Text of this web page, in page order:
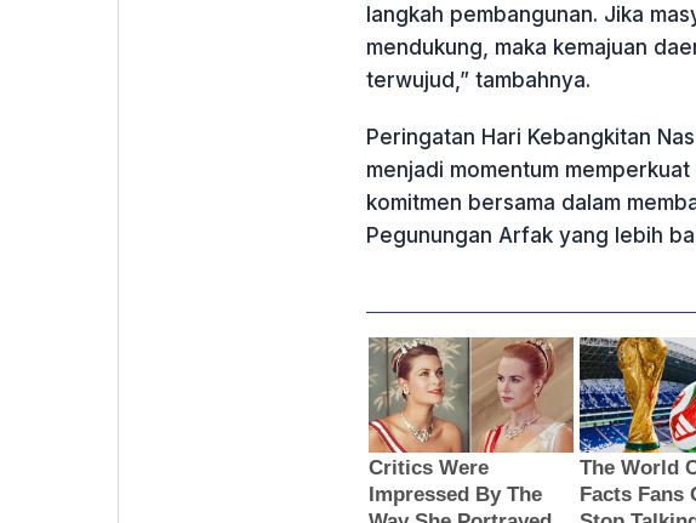
langkah pembangunan. Jika
mendukung, maka kemajuan
terwujud,” tambahnya.
Peringatan Hari Kebangkitan
menjadi momentum
komitmen bersama dalam
Pegunungan Arfak yang lebih